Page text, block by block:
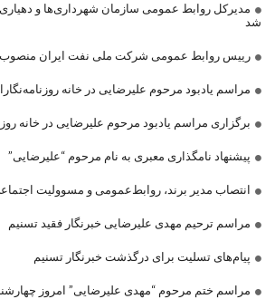
مدیرکل روابط عمومی سازمان شهرداری‌ها و
شد
رییس روابط عمومی شرکت ملی نفت ایران
مراسم یادبود مرحوم علیرضایی در خانه
برگزاری مراسم یادبود مرحوم علیرضایی در خانه
پیشنهاد نامگذاری معبری به نام مرحوم “علیرضایی”
انتصاب مدیر برند، روابط‌عمومی و مسوولیت
مراسم ترحیم مهدی علیرضایی خبرنگار فقید تسنیم
پیام‌های تسلیت برای درگذشت خبرنگار تسنیم
مراسم ختم مرحوم “مهدی علیرضایی” امروز